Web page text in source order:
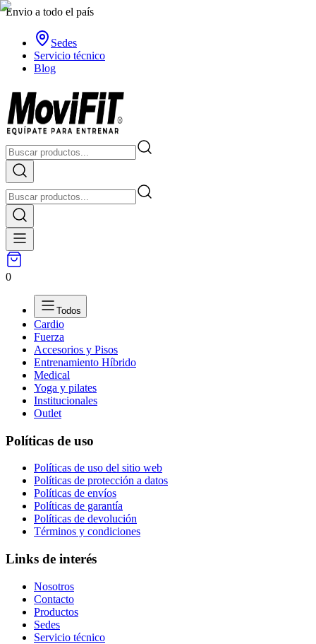
Envio a todo el país
Sedes
Servicio técnico
Blog
0
Todos
Cardio
Fuerza
Accesorios y Pisos
Entrenamiento Híbrido
Medical
Yoga y pilates
Institucionales
Outlet
Políticas de uso
Políticas de uso del sitio web
Políticas de protección a datos
Políticas de envíos
Políticas de garantía
Políticas de devolución
Términos y condiciones
Links de interés
Nosotros
Contacto
Productos
Sedes
Servicio técnico